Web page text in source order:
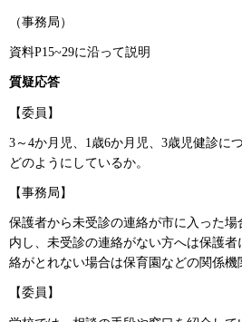
（事務局）
資料P15~29に沿って説明
質疑応答
【委員】
3～4か月児、1歳6か月児、3歳児健診に
どのようにしているか。
【事務局】
保護者から未受診の連絡が市に入った
内し、未受診の連絡がない方へは保護
絡がとれない場合は保育園などの関係機
【委員】